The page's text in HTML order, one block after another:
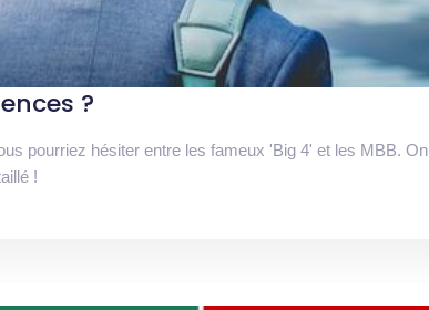
?
pourriez hésiter entre les fameux 'Big 4' et les MBB. On
!